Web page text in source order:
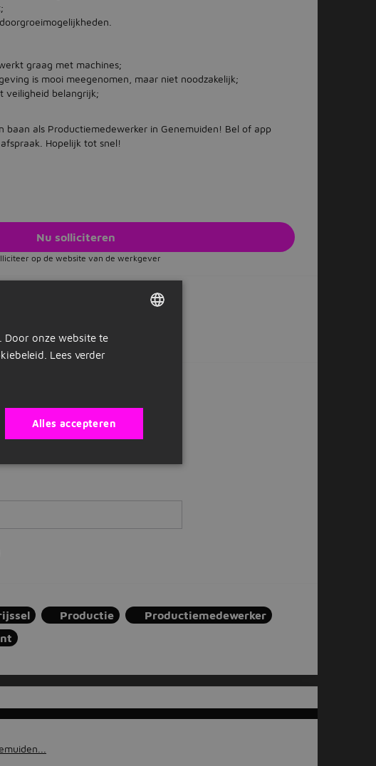
graag met machines;
is mooi meegenomen, maar niet noodzakelijk;
veiligheid belangrijk;
baan als Productiemedewerker in Genemuiden! Bel of app
Hopelijk tot snel!
Nu solliciteren
op de website van de werkgever
Productie
Productiemedewerker
Door onze website te
Lees verder
Alles accepteren